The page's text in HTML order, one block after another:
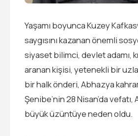
Yaşamı boyunca Kuzey
saygısını kazanan önemli
siyaset bilimci, devlet adamı,
aranan kişisi, yetenekli bir
bir halk önderi, Abhazya
Şenibe’nin 28 Nisan’da vefatı,
büyük üzüntüye neden oldu.